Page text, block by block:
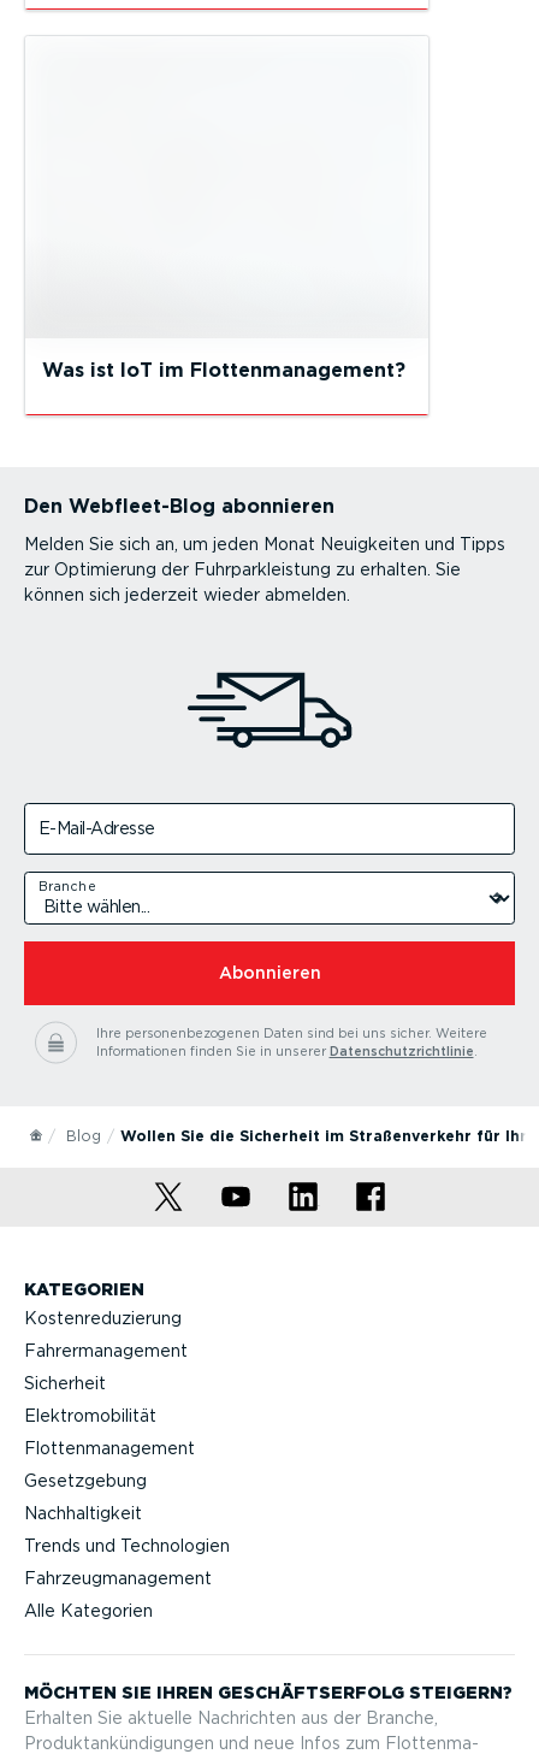
Was ist IoT im Flottenmanagement?
Den Webfleet-Blog abonnieren
Melden Sie sich an, um jeden Monat Neuigkeiten und Tipps
zur Optimierung der Fuhrparkleistung zu erhalten. Sie
können sich jederzeit wieder abmelden.
E-Mail-Adresse
Branche
Abonnieren
Ihre personenbezogenen Daten sind bei uns sicher. Weitere
Informationen finden Sie in unserer Datenschutzrichtlinie.
Blog Wollen Sie die Sicherheit im Straßenverkehr für Ihr
KATEGORIEN
Kostenreduzierung
Fahrermanagement
Sicherheit
Elektromobilität
Flottenmanagement
Gesetzgebung
Nachhaltigkeit
Trends und Technologien
Fahrzeugmanagement
Alle Kategorien
MÖCHTEN SIE IHREN GESCHÄFTS­ERFOLG STEIGERN?
Erhalten Sie aktuelle Nachrichten aus der Branche,
Produktan­kün­di­gungen und neue Infos zum Flotten­ma­